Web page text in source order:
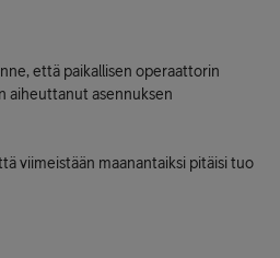
että paikallisen operaattorin
aiheuttanut asennuksen
viimeistään maanantaiksi pitäisi tuo